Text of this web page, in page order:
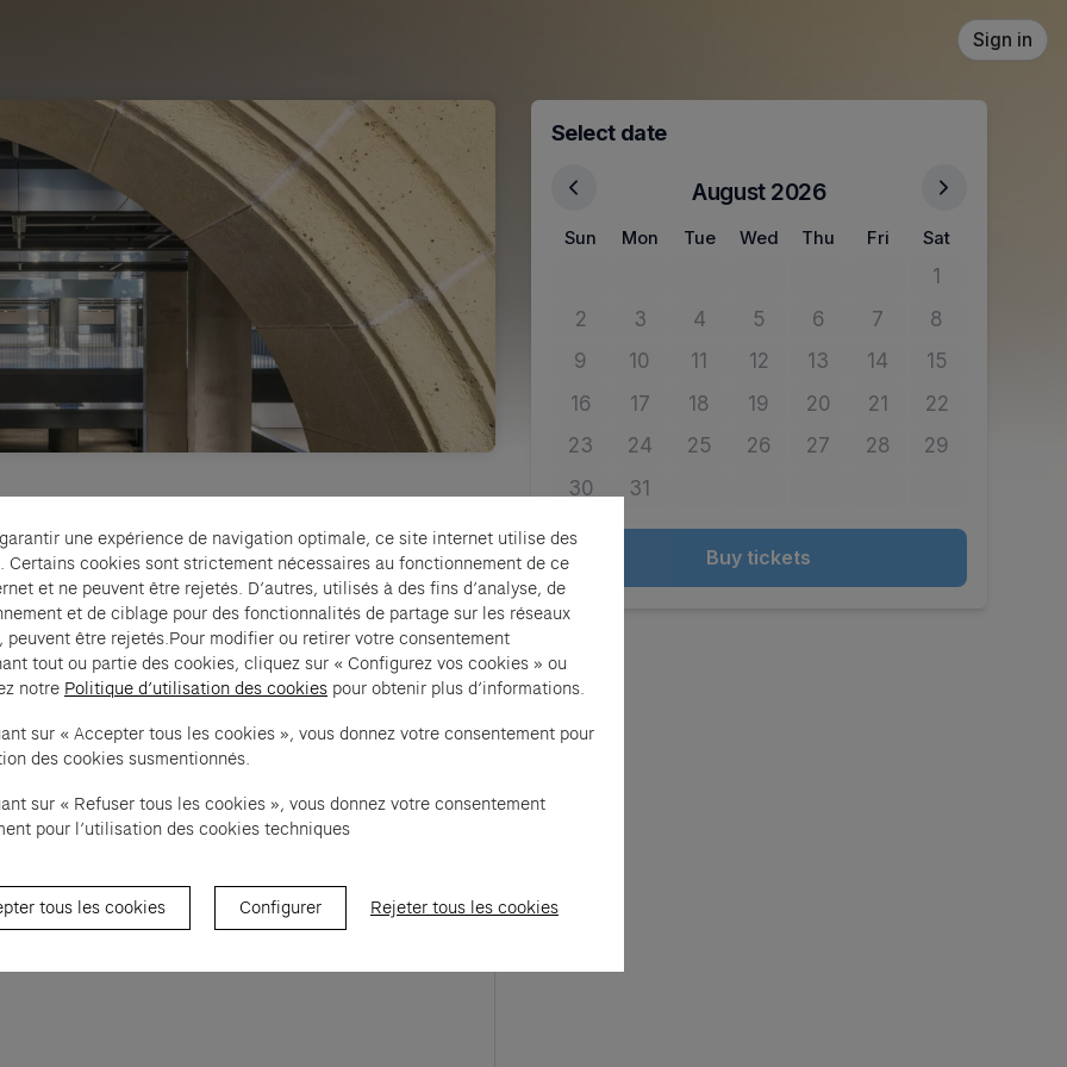
Sign in
perspectives et points de vue étonnants
historique de ce bâtiment du 19e siècle.
de l’histoire de Paris, de l’histoire de
les grandes idées qui traversent
à travers les plateformes, vérins, moteurs pour tout
Select date
August 2026
Sun Mon Tue Wed Thu Fri Sat
1No tickets
2No tickets available
3
No tickets available
4No tickets available
5
No tickets available
6No tickets available
7No tickets available
8No tickets
9No tickets available
10No tickets available
11No tickets available
12No tickets available
13No tickets available
14No tickets available
15No tickets
16No tickets available
17No tickets available
18No tickets available
19No tickets available
20No tickets available
21No tickets available
22No tickets
23No tickets available
24No tickets available
25No tickets available
26No tickets available
27No tickets available
28No tickets available
29No tickets
30
No tickets available
31No tickets available
Buy tickets
une expérience de navigation optimale, ce site internet utilise des
Certains cookies sont strictement nécessaires au fonctionnement de ce
et ne peuvent être rejetés. D’autres, utilisés à des fins d’analyse, de
et de ciblage pour des fonctionnalités de partage sur les réseaux
peuvent être rejetés.Pour modifier ou retirer votre consentement
tout ou partie des cookies, cliquez sur « Configurez vos cookies » ou
notre Politique d’utilisation des cookies pour obtenir plus d’informations.
sur « Accepter tous les cookies », vous donnez votre consentement pour
des cookies susmentionnés.
sur « Refuser tous les cookies », vous donnez votre consentement
pour l’utilisation des cookies techniques
tous les cookies Configurer Rejeter tous les cookies